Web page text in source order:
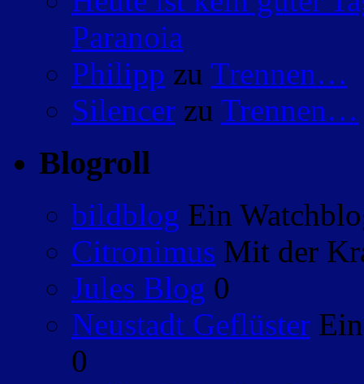
Paranoia
Philipp zu Trennen…
Silencer zu Trennen…
Blogroll
bildblog Ein
Citronimus Mit der
Jules Blog 0
Neustadt Geflüster
0